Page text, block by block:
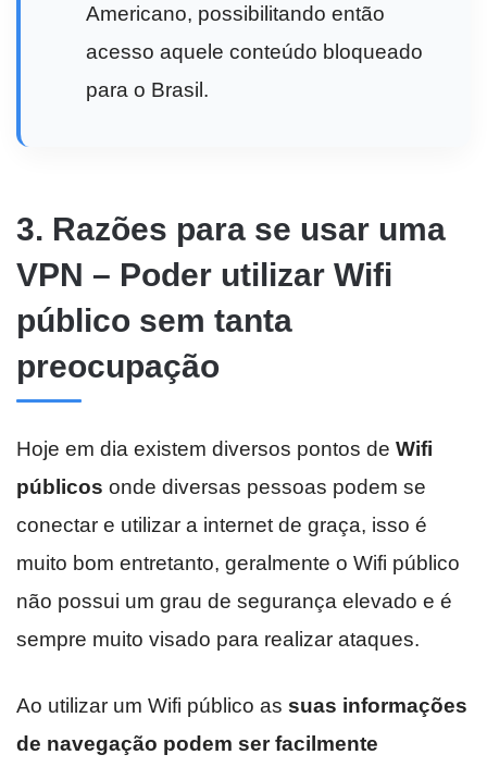
Americano, possibilitando então
acesso aquele conteúdo bloqueado
para o Brasil.
3. Razões para se usar uma
VPN – Poder utilizar Wifi
público sem tanta
preocupação
Hoje em dia existem diversos pontos de Wifi
públicos onde diversas pessoas podem se
conectar e utilizar a internet de graça, isso é
muito bom entretanto, geralmente o Wifi público
não possui um grau de segurança elevado e é
sempre muito visado para realizar ataques.
Ao utilizar um Wifi público as suas informações
de navegação podem ser facilmente